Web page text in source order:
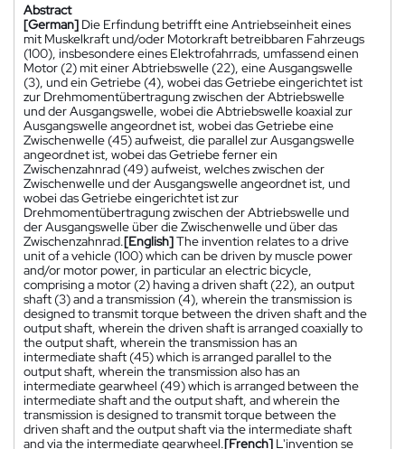
Abstract
[German] Die Erfindung betrifft eine Antriebseinheit eines
mit Muskelkraft und/oder Motorkraft betreibbaren Fahrzeugs
(100), insbesondere eines Elektrofahrrads, umfassend einen
Motor (2) mit einer Abtriebswelle (22), eine Ausgangswelle
(3), und ein Getriebe (4), wobei das Getriebe eingerichtet ist
zur Drehmomentübertragung zwischen der Abtriebswelle
und der Ausgangswelle, wobei die Abtriebswelle koaxial zur
Ausgangswelle angeordnet ist, wobei das Getriebe eine
Zwischenwelle (45) aufweist, die parallel zur Ausgangswelle
angeordnet ist, wobei das Getriebe ferner ein
Zwischenzahnrad (49) aufweist, welches zwischen der
Zwischenwelle und der Ausgangswelle angeordnet ist, und
wobei das Getriebe eingerichtet ist zur
Drehmomentübertragung zwischen der Abtriebswelle und
der Ausgangswelle über die Zwischenwelle und über das
Zwischenzahnrad.[English]The invention relates to a drive
unit of a vehicle (100) which can be driven by muscle power
and/or motor power, in particular an electric bicycle,
comprising a motor (2) having a driven shaft (22), an output
shaft (3) and a transmission (4), wherein the transmission is
designed to transmit torque between the driven shaft and the
output shaft, wherein the driven shaft is arranged coaxially to
the output shaft, wherein the transmission has an
intermediate shaft (45) which is arranged parallel to the
output shaft, wherein the transmission also has an
intermediate gearwheel (49) which is arranged between the
intermediate shaft and the output shaft, and wherein the
transmission is designed to transmit torque between the
driven shaft and the output shaft via the intermediate shaft
and via the intermediate gearwheel.[French] L'invention se